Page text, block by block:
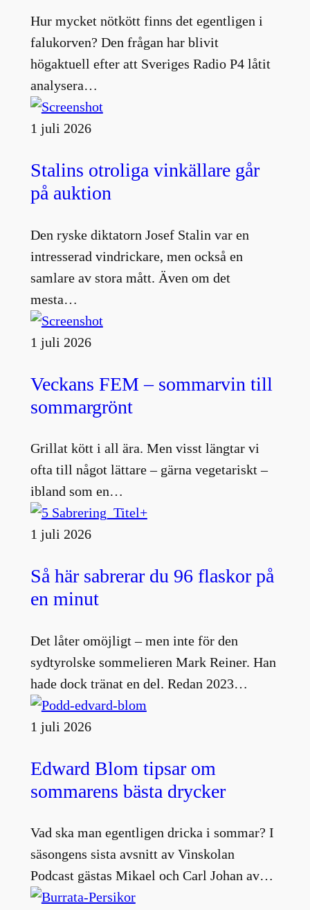
Hur mycket nötkött finns det egentligen i
falukorven? Den frågan har blivit
högaktuell efter att Sveriges Radio P4 låtit
analysera…
1 juli 2026
Stalins otroliga vinkällare går
på auktion
Den ryske diktatorn Josef Stalin var en
intresserad vindrickare, men också en
samlare av stora mått. Även om det
mesta…
1 juli 2026
Veckans FEM – sommarvin till
sommargrönt
Grillat kött i all ära. Men visst längtar vi
ofta till något lättare – gärna vegetariskt –
ibland som en…
1 juli 2026
Så här sabrerar du 96 flaskor på
en minut
Det låter omöjligt – men inte för den
sydtyrolske sommelieren Mark Reiner. Han
hade dock tränat en del. Redan 2023…
1 juli 2026
Edward Blom tipsar om
sommarens bästa drycker
Vad ska man egentligen dricka i sommar? I
säsongens sista avsnitt av Vinskolan
Podcast gästas Mikael och Carl Johan av…